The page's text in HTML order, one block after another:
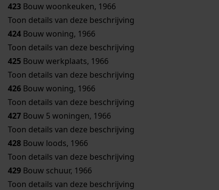
423 Bouw woonkeuken, 1966
Toon details van deze beschrijving
424 Bouw woning, 1966
Toon details van deze beschrijving
425 Bouw werkplaats, 1966
Toon details van deze beschrijving
426 Bouw woning, 1966
Toon details van deze beschrijving
427 Bouw 5 woningen, 1966
Toon details van deze beschrijving
428 Bouw loods, 1966
Toon details van deze beschrijving
429 Bouw schuur, 1966
Toon details van deze beschrijving